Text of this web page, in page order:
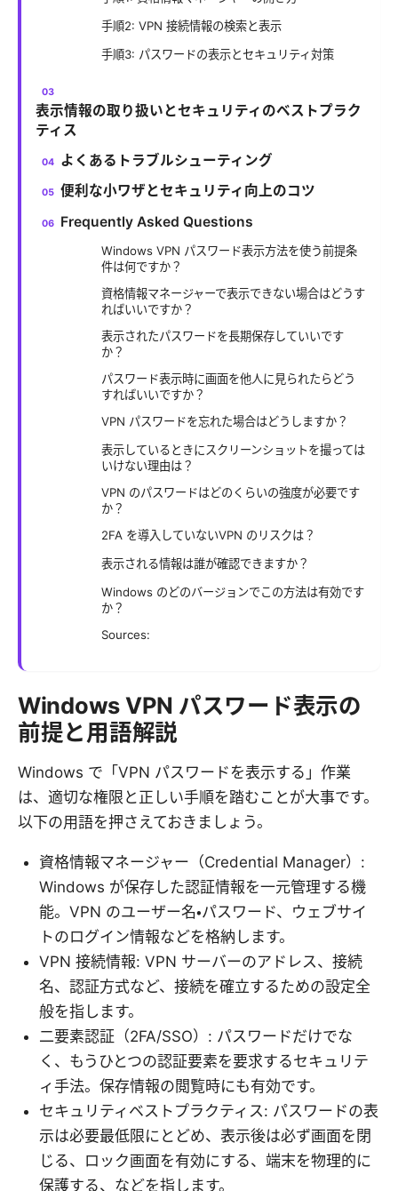
手順2: VPN 接続情報の検索と表示
手順3: パスワードの表示とセキュリティ対策
表示情報の取り扱いとセキュリティのベストプラク
ティス
よくあるトラブルシューティング
便利な小ワザとセキュリティ向上のコツ
Frequently Asked Questions
Windows VPN パスワード表示方法を使う前提条
件は何ですか？
資格情報マネージャーで表示できない場合はどうす
ればいいですか？
表示されたパスワードを長期保存していいです
か？
パスワード表示時に画面を他人に見られたらどう
すればいいですか？
VPN パスワードを忘れた場合はどうしますか？
表示しているときにスクリーンショットを撮っては
いけない理由は？
VPN のパスワードはどのくらいの強度が必要です
か？
2FA を導入していないVPN のリスクは？
表示される情報は誰が確認できますか？
Windows のどのバージョンでこの方法は有効です
か？
Sources:
Windows VPN パスワード表示の
前提と用語解説
Windows で「VPN パスワードを表示する」作業
は、適切な権限と正しい手順を踏むことが大事です。
以下の用語を押さえておきましょう。
資格情報マネージャー（Credential Manager）:
Windows が保存した認証情報を一元管理する機
能。VPN のユーザー名・パスワード、ウェブサイ
トのログイン情報などを格納します。
VPN 接続情報: VPN サーバーのアドレス、接続
名、認証方式など、接続を確立するための設定全
般を指します。
二要素認証（2FA/SSO）: パスワードだけでな
く、もうひとつの認証要素を要求するセキュリテ
ィ手法。保存情報の閲覧時にも有効です。
セキュリティベストプラクティス: パスワードの表
示は必要最低限にとどめ、表示後は必ず画面を閉
じる、ロック画面を有効にする、端末を物理的に
保護する、などを指します。